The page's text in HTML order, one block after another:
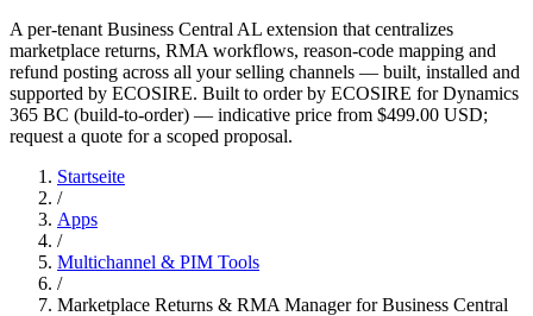
A per-tenant Business Central AL extension that centralizes
marketplace returns, RMA workflows, reason-code mapping and
refund posting across all your selling channels — built, installed and
supported by ECOSIRE. Built to order by ECOSIRE for Dynamics
365 BC (build-to-order) — indicative price from $499.00 USD;
request a quote for a scoped proposal.
Startseite
/
Apps
/
Multichannel & PIM Tools
/
Marketplace Returns & RMA Manager for Business Central